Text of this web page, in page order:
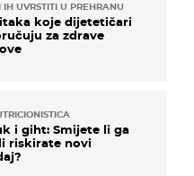
IH UVRSTITI U PREHRANU
koje dijetetičari
za zdrave
i giht: Smijete li ga
riskirate novi